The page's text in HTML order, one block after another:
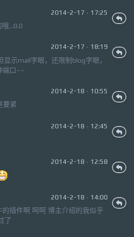
2014-2-17 · 17:25
...0.0
2014-2-17 · 18:19
显示mail字眼，还限制blog字眼，
端口~~
2014-2-18 · 10:55
要紧
2014-2-18 · 12:45
2014-2-18 · 12:58
2014-2-18 · 14:00
插件啊 呵呵 博主介绍的我似乎
了